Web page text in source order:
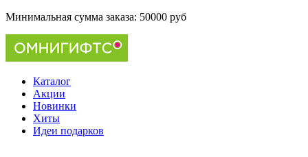
Минимальная сумма заказа: 50000 руб
Каталог
Акции
Новинки
Хиты
Идеи подарков